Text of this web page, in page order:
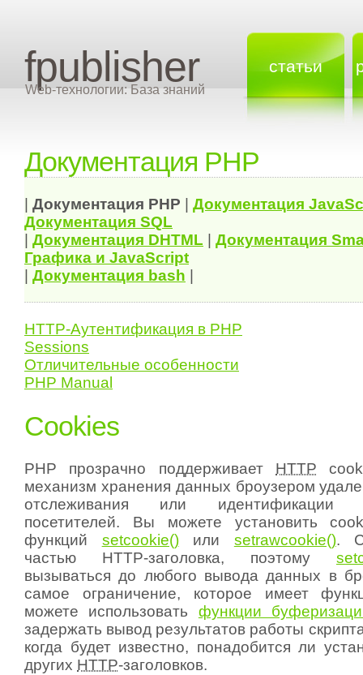
fpublisher
Web-технологии: База знаний
статьи
Документация PHP
Документация PHP Документация
Документация SQL
Документация DHTML
Документация
Графика и JavaScript
Документация bash
HTTP-Аутентификация в PHP
Sessions
Отличительные особенности
PHP Manual
Cookies
PHP прозрачно поддерживает HTTP
механизм хранения данных броузером
отслеживания или идентификации
посетителей. Вы можете установить
функций setcookie()или setrawcookie().
частью HTTP-заголовка, поэтому
вызываться до любого вывода данных в
самое ограничение, которое имеет
можете использовать функции
задержать вывод результатов работы
когда будет известно, понадобится ли
других HTTP-заголовков.